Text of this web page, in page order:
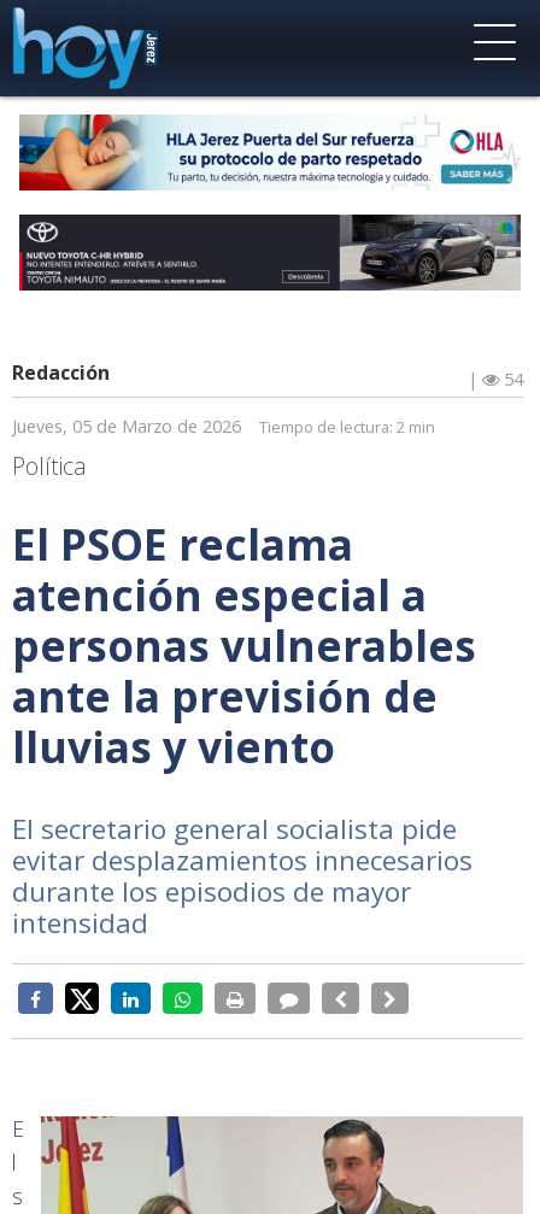
Redacción | 54
Jueves, 05 de Marzo de 2026 Tiempo de lectura: 2 min
Política
El PSOE reclama
atención especial a
personas vulnerables
ante la previsión de
lluvias y viento
El secretario general socialista pide
evitar desplazamientos innecesarios
durante los episodios de mayor
intensidad
E
l
s